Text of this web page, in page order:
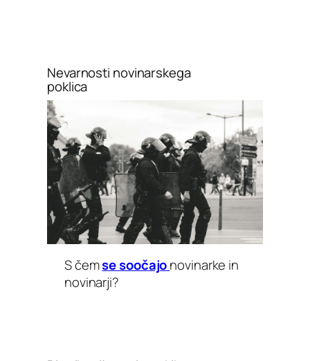
Nevarnosti novinarskega
poklica
S čemse soočajonovinarke in
novinarji?